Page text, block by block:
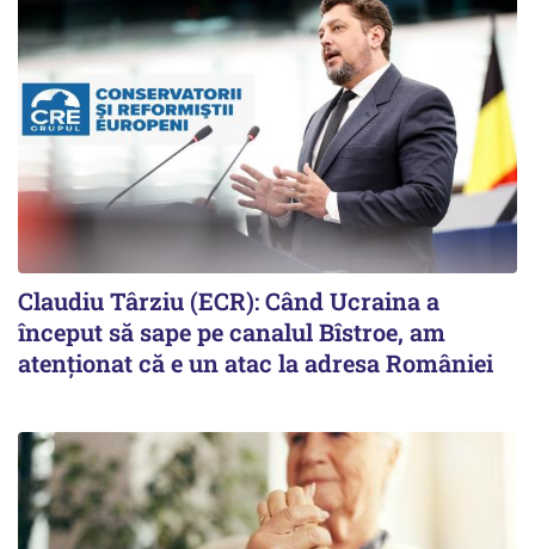
Claudiu Târziu (ECR): Când Ucraina a
început să sape pe canalul Bîstroe, am
atenționat că e un atac la adresa României